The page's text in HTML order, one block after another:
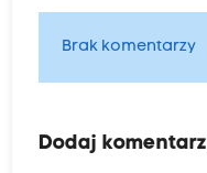
Brak komentarzy
Dodaj komentarz